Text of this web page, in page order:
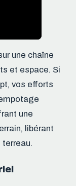
une chaîne
et espace. Si
vos efforts
une
libérant